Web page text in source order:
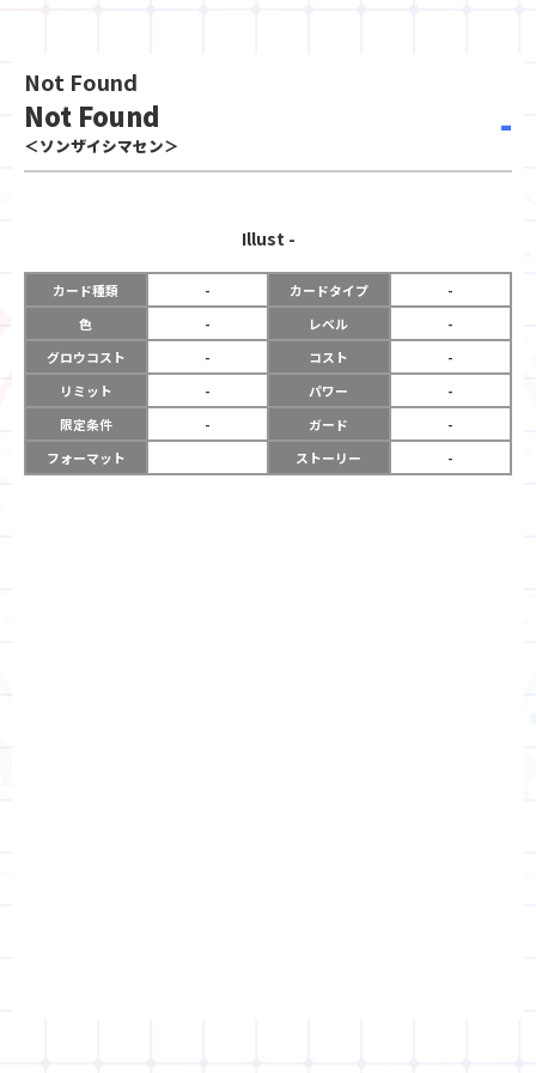
Not Found
Not Found
＜ソンザイシマセン＞ -
Illust -
カード種類 - カードタイプ
-
色
- レベル
-
グロウコスト
- コスト
-
リミット
- パワー
-
限定条件
- ガード
-
フォーマット
ストーリー -